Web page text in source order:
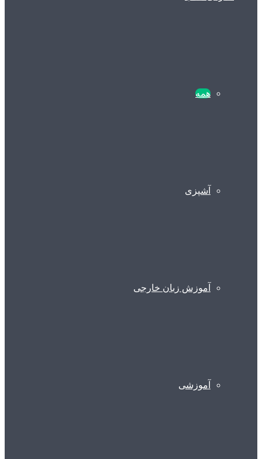
همه
آشپزی
آموزش زبان خارجی
آموزشی